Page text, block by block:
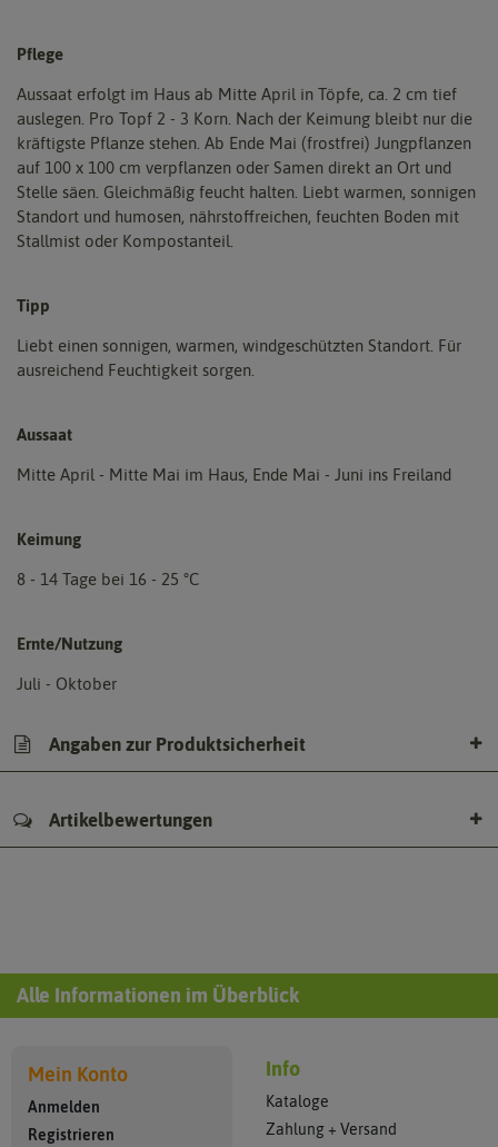
Pflege
Aussaat erfolgt im Haus ab Mitte April in Töpfe, ca. 2 cm tief
auslegen. Pro Topf 2 - 3 Korn. Nach der Keimung bleibt nur die
kräftigste Pflanze stehen. Ab Ende Mai (frostfrei) Jungpflanzen
auf 100 x 100 cm verpflanzen oder Samen direkt an Ort und
Stelle säen. Gleichmäßig feucht halten. Liebt warmen, sonnigen
Standort und humosen, nährstoffreichen, feuchten Boden mit
Stallmist oder Kompostanteil.
Tipp
Liebt einen sonnigen, warmen, windgeschützten Standort. Für
ausreichend Feuchtigkeit sorgen.
Aussaat
Mitte April - Mitte Mai im Haus, Ende Mai - Juni ins Freiland
Keimung
8 - 14 Tage bei 16 - 25 °C
Ernte/Nutzung
Juli - Oktober
Angaben zur Produktsicherheit
Artikelbewertungen
Alle Informationen im Überblick
Mein Konto
Anmelden
Registrieren
Info
Kataloge
Zahlung + Versand